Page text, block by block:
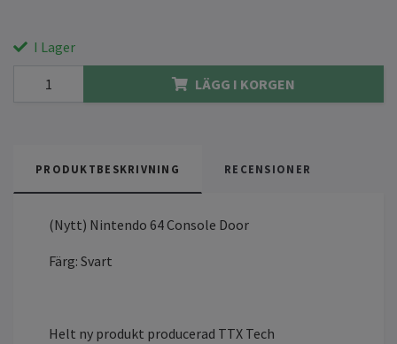
I Lager
LÄGG I KORGEN
PRODUKTBESKRIVNING RECENSIONER
(Nytt) Nintendo 64 Console Door
Färg: Svart
Helt ny produkt producerad TTX Tech